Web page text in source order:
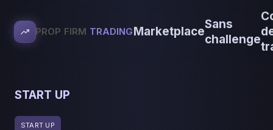
PROP FIRM TRADINGMarketplace
Sans
challenge
START UP
START UP